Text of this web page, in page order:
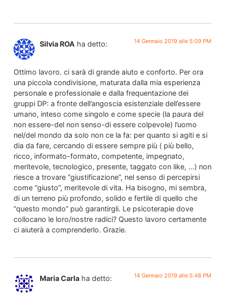
Silvia ROA ha detto: 14 Gennaio 2019 alle 5:09 PM
Ottimo lavoro. ci sarà di grande aiuto e conforto. Per ora
una piccola condivisione, maturata dalla mia esperienza
personale e professionale e dalla frequentazione dei
gruppi DP: a fronte dell’angoscia esistenziale dell’essere
umano, inteso come singolo e come specie (la paura del
non essere-del non senso-di essere colpevole) l’uomo
nel/del mondo da solo non ce la fa: per quanto si agiti e si
dia da fare, cercando di essere sempre più ( più bello,
ricco, informato-formato, competente, impegnato,
meritevole, tecnologico, presente, taggato con like, …) non
riesce a trovare “giustificazione”, nel senso di percepirsi
come “giusto”, meritevole di vita. Ha bisogno, mi sembra,
di un terreno più profondo, solido e fertile di quello che
“questo mondo” può garantirgli. Le psicoterapie dove
collocano le loro/nostre radici? Questo lavoro certamente
ci aiuterà a comprenderlo. Grazie.
Maria Carla ha detto: 14 Gennaio 2019 alle 5:48 PM